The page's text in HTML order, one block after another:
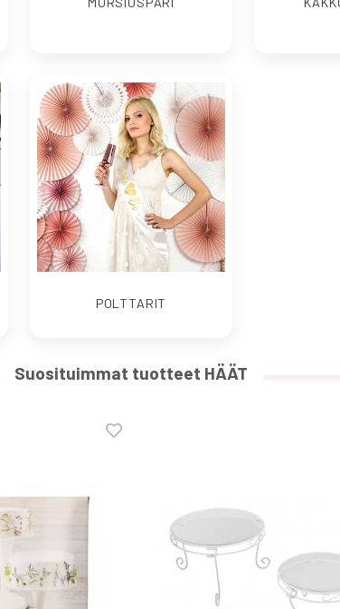
POLTTARIT
Suosituimmat tuotteet HÄÄT